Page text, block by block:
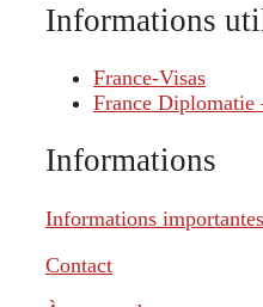
Informations
France-Visas
France Diplomatie
Informations
Informations
Contact